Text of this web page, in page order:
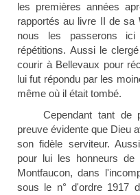
les premières années
rapportés au livre II de sa
nous les passerons
répétitions. Aussi le
courir à Bellevaux pour
lui fut répondu par les
même où il était tombé.
Cependant tant de
preuve évidente que Dieu
son fidèle serviteur.
pour lui les honneurs de
Montfaucon, dans
sous le n° d'ordre 1917